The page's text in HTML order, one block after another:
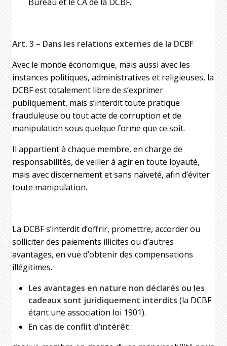
Art. 3 – Dans les relations externes de la DCBF
Avec le monde économique, mais aussi avec les
instances politiques, administratives et religieuses, la
DCBF est totalement libre de s’exprimer
publiquement, mais s’interdit toute pratique
frauduleuse ou tout acte de corruption et de
manipulation sous quelque forme que ce soit.
Il appartient à chaque membre, en charge de
responsabilités, de veiller à agir en toute loyauté,
mais avec discernement et sans naïveté, afin d’éviter
toute manipulation.
La DCBF s’interdit d’offrir, promettre, accorder ou
solliciter des paiements illicites ou d’autres
avantages, en vue d’obtenir des compensations
illégitimes.
Les avantages en nature non déclarés ou les
cadeaux sont juridiquement interdits (la DCBF
étant une association loi 1901).
En cas de conflit d’intérêt :